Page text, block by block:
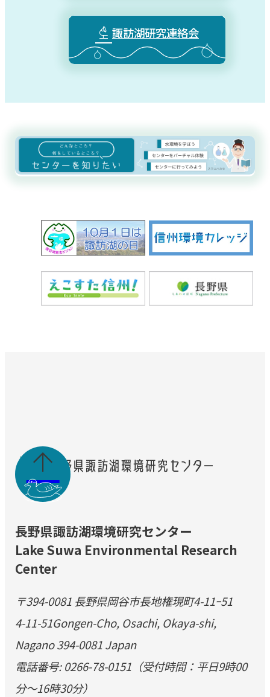
 諏訪湖研究連絡会

長野県諏訪湖環境研究センター
Lake Suwa Environmental Research
Center
〒394-0081 長野県岡谷市長地権現町4-11ｰ51
4-11-51Gongen-Cho, Osachi, Okaya-shi,
Nagano 394-0081 Japan
電話番号: 0266-78-0151（受付時間：平日9時00
分～16時30分）